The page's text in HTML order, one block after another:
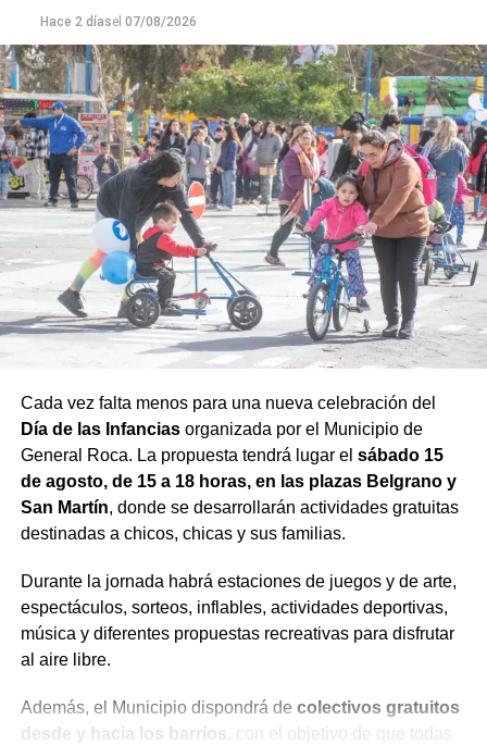
con las condiciones que presenta el río.
Hace 2 díasel 07/08/2026
Cada vez falta menos para una nueva celebración del
Día de las Infanciasorganizada por el Municipio de
General Roca. La propuesta tendrá lugar el sábado 15
de agosto, de 15 a 18 horas, en las plazas Belgrano y
San Martín, donde se desarrollarán actividades gratuitas
destinadas a chicos, chicas y sus familias.
Durante la jornada habrá estaciones de juegos y de arte,
espectáculos, sorteos, inflables, actividades deportivas,
música y diferentes propuestas recreativas para disfrutar
al aire libre.
Además, el Municipio dispondrá de colectivos gratuitos
desde y hacia los barrios , con el objetivo de que todas